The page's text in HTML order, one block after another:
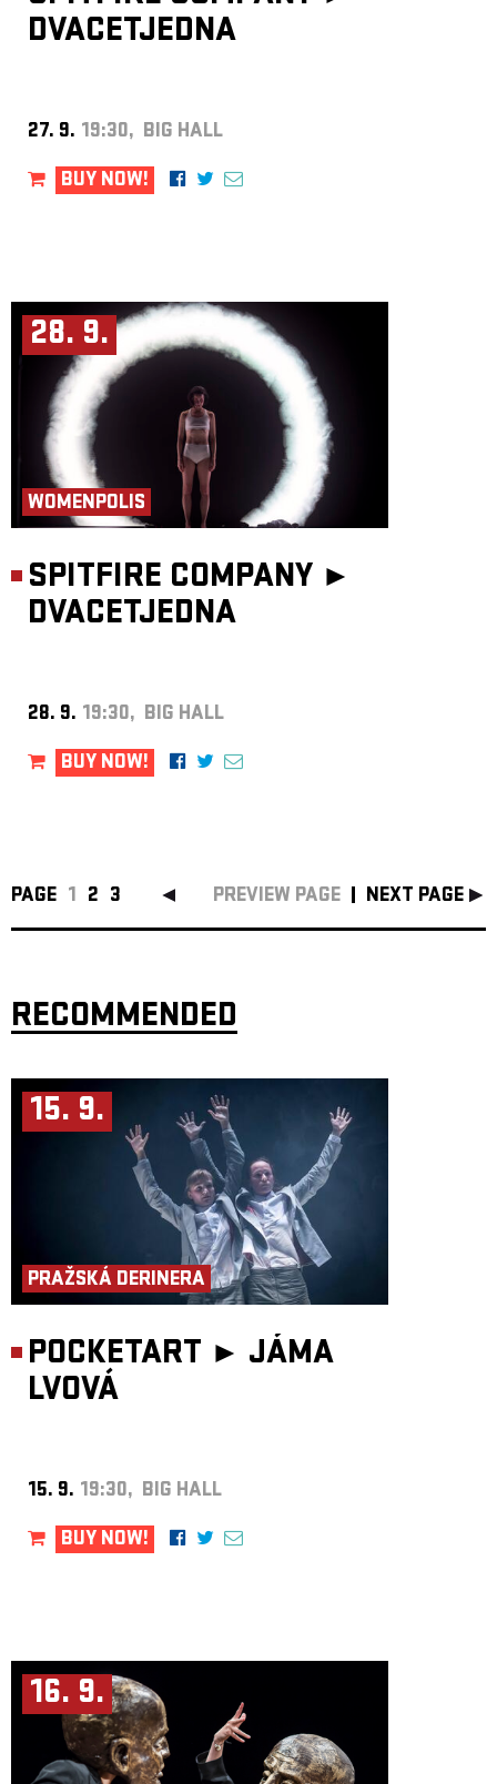
DVACETJEDNA
27. 9. 19:30, BIG HALL
BUY NOW!
28. 9.
WOMENPOLIS
SPITFIRE COMPANY ►
DVACETJEDNA
28. 9. 19:30, BIG HALL
BUY NOW!
PAGE 1 2 3 PREVIEW PAGE NEXT PAGE
RECOMMENDED
15. 9.
PRAŽSKÁ DERINERA
POCKETART ► JÁMA
LVOVÁ
15. 9. 19:30, BIG HALL
BUY NOW!
16. 9.